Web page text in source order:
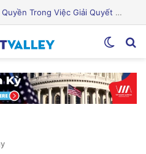
Khám Phá Máy Đào Hầm Nổ Đá Đầu Tiên Trên Thế Giới: Bước Đột Phá Trong Công Nghệ Xây Dựng